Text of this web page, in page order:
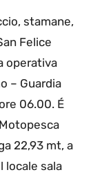
stamane,
Felice
operativa
– Guardia
06.00. É
22,93 mt, a
locale sala